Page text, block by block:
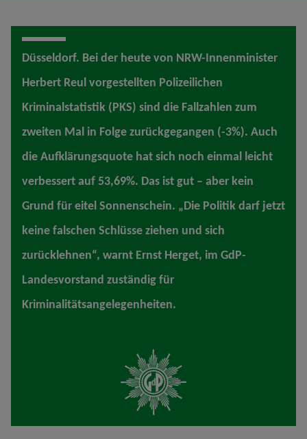
Düsseldorf. Bei der heute von NRW-Innenminister
Herbert Reul vorgestellten Polizeilichen
Kriminalstatistik (PKS) sind die Fallzahlen zum
zweiten Mal in Folge zurückgegangen (-3%). Auch
die Aufklärungsquote hat sich noch einmal leicht
verbessert auf 53,69%. Das ist gut – aber kein
Grund für eitel Sonnenschein. „Die Politik darf jetzt
keine falschen Schlüsse ziehen und sich
zurücklehnen“, warnt Ernst Herget, im GdP-
Landesvorstand zuständig für
Kriminalitätsangelegenheiten.